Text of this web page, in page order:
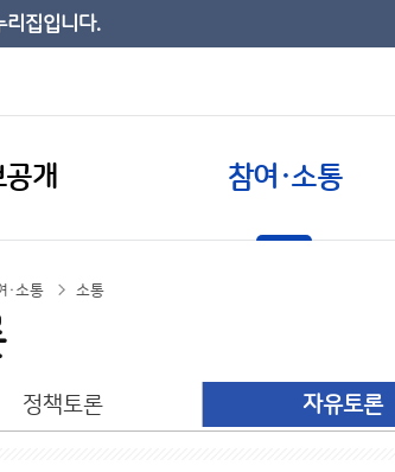
리집입니다.
개 참여·소통
·소통 소통
정책토론 자유토론